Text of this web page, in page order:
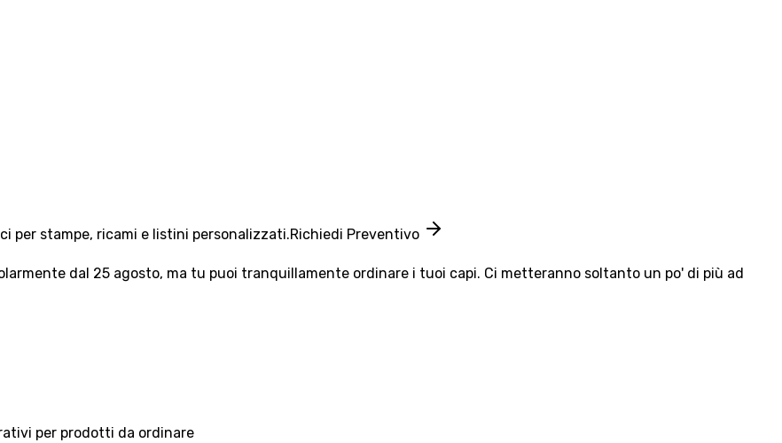
per stampe, ricami e listini personalizzati.Richiedi Preventivo
dal 25 agosto, ma tu puoi tranquillamente ordinare i tuoi capi. Ci metteranno soltanto un po' di più ad
per prodotti da ordinare